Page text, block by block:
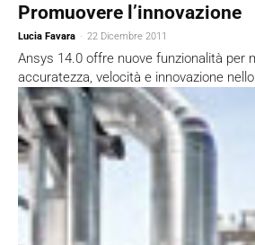
Promuovere l’innovazione
Lucia Favara - 22 Dicembre 2011
Ansys 14.0 offre nuove funzionalità per
accuratezza, velocità e innovazione